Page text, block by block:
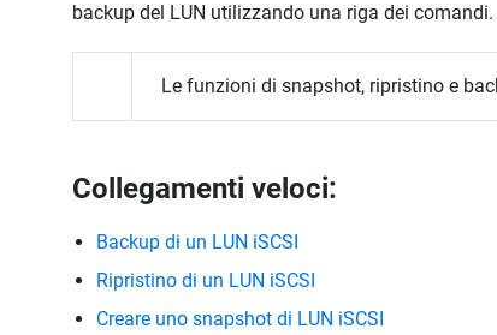
backup del LUN utilizzando una riga dei comandi.
Le funzioni di snapshot, ripristino e
Collegamenti veloci:
Backup di un LUN iSCSI
Ripristino di un LUN iSCSI
Creare uno snapshot di LUN iSCSI